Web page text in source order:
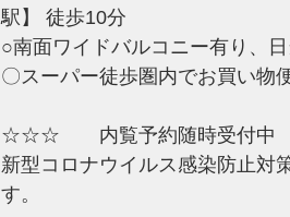
駅】 徒歩10分
○南面ワイドバルコニー有り、
〇スーパー徒歩圏内でお買い物
☆☆☆　　内覧予約随時受付
新型コロナウイルス感染防止対
す。